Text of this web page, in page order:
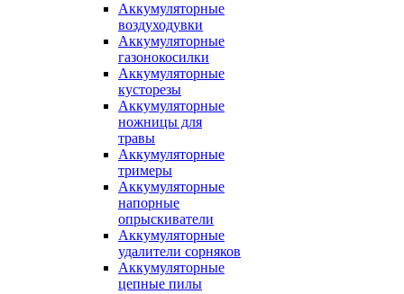
Аккумуляторные
воздуходувки
Аккумуляторные
газонокосилки
Аккумуляторные
кусторезы
Аккумуляторные
ножницы для
травы
Аккумуляторные
тримеры
Аккумуляторные
напорные
опрыскиватели
Аккумуляторные
удалители сорняков
Аккумуляторные
цепные пилы